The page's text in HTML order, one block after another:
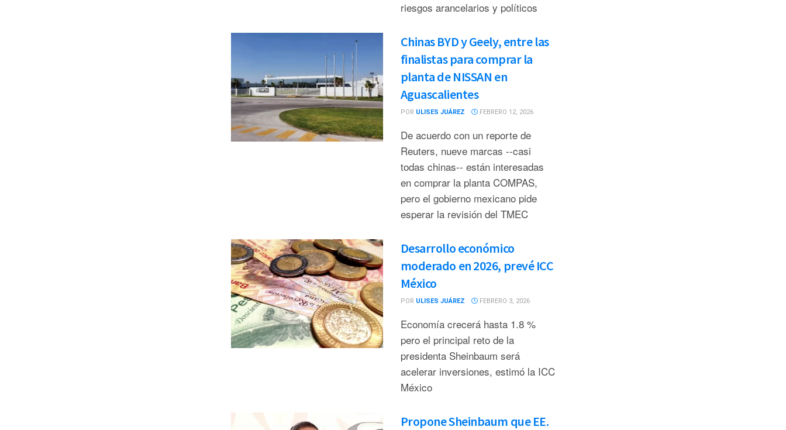
riesgos arancelarios y políticos
Chinas BYD y Geely, entre las
finalistas para comprar la
planta de NISSAN en
Aguascalientes
POR ULISES JUÁREZ FEBRERO 12, 2026
De acuerdo con un reporte de
Reuters, nueve marcas --casi
todas chinas-- están interesadas
en comprar la planta COMPAS,
pero el gobierno mexicano pide
esperar la revisión del TMEC
Desarrollo económico
moderado en 2026, prevé ICC
México
POR ULISES JUÁREZ FEBRERO 3, 2026
Economía crecerá hasta 1.8 %
pero el principal reto de la
presidenta Sheinbaum será
acelerar inversiones, estimó la ICC
México
Propone Sheinbaum que EE.